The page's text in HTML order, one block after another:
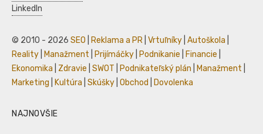
LinkedIn
© 2010 - 2026 SEO Reklama a PR Vrtuľníky Autoškola
Reality
Manažment Prijímáčky Podnikanie Financie
Ekonomika
Zdravie SWOT Podnikateľský plán Manažment
Marketing
Kultúra Skúšky Obchod Dovolenka
NAJNOVŠIE